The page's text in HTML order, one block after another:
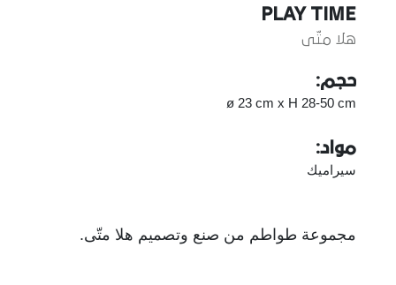
PLAY TIME
هلا متّى
حجم:
ø 23 cm x H 28-50 cm
مواد:
سيراميك
مجموعة طواطم من صنع وتصميم هلا متّى.